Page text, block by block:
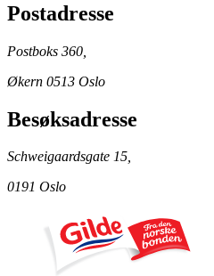
Postadresse
Postboks 360,
Økern 0513 Oslo
Besøksadresse
Schweigaardsgate 15,
0191 Oslo